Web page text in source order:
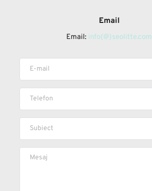
Email
Email: info{@}seolitte.com